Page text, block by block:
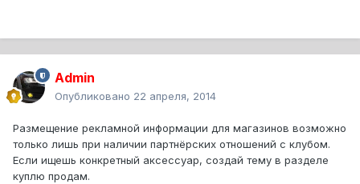
Admin
Опубликовано 22 апреля, 2014
Размещение рекламной информации для магазинов возможно
только лишь при наличии партнёрских отношений с клубом.
Если ищешь конкретный аксессуар, создай тему в разделе
куплю продам.